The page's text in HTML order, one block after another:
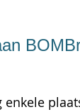
enkele